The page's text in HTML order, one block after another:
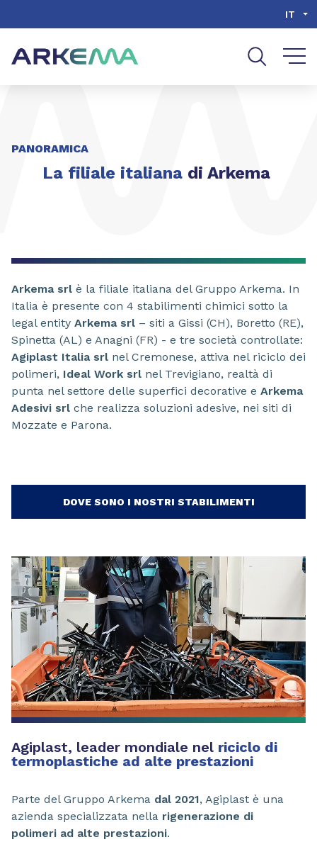
IT
PANORAMICA
La filiale italianadi Arkema
Arkema srl è la filiale italiana del Gruppo Arkema. In
Italia è presente con 4 stabilimenti chimici sotto la
legal entity Arkema srl – siti a Gissi (CH), Boretto (RE),
Spinetta (AL) e Anagni (FR) - e tre società controllate:
Agiplast Italia srl nel Cremonese, attiva nel riciclo dei
polimeri, Ideal Work srl nel Trevigiano, realtà di
punta nel settore delle superfici decorative e Arkema
Adesivi srl che realizza soluzioni adesive, nei siti di
Mozzate e Parona.
DOVE SONO I NOSTRI STABILIMENTI
Agiplast, leader mondiale nel riciclo di
termoplastiche ad alte prestazioni
Parte del Gruppo Arkema dal 2021, Agiplast è una
azienda specializzata nella rigenerazione di
polimeri ad alte prestazioni.